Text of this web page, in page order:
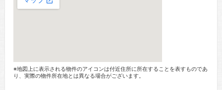
※地図上に表示される物件のアイコンは付近住所に所在することを表すものであ
り、実際の物件所在地とは異なる場合がございます。